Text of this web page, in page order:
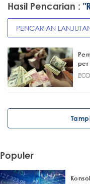
Hasil Pencarian :
PENCARIAN
per
Populer